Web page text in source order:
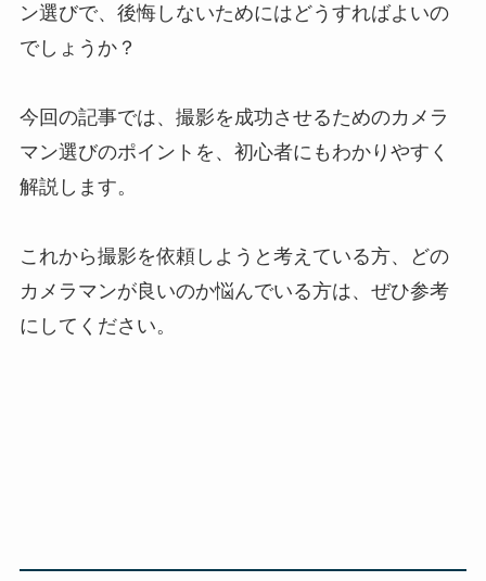
ン選びで、後悔しないためにはどうすればよいの
でしょうか？
今回の記事では、撮影を成功させるためのカメラ
マン選びのポイントを、初心者にもわかりやすく
解説します。
これから撮影を依頼しようと考えている方、どの
カメラマンが良いのか悩んでいる方は、ぜひ参考
にしてください。